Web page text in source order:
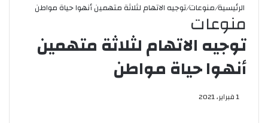
الرئيسية/منوعات/توجيه الاتهام لثلاثة متهمين أنهوا حياة مواطن
منوعات
توجيه الاتهام لثلاثة متهمين
أنهوا حياة مواطن
1 فبراير، 2021